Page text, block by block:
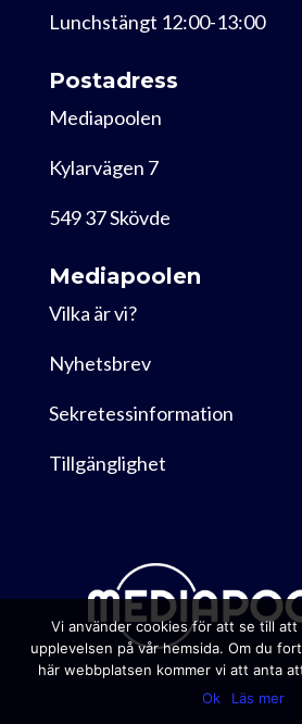
Lunchstängt 12:00-13:00
Postadress
Mediapoolen
Kylarvägen 7
549 37 Skövde
Mediapoolen
Vilka är vi?
Nyhetsbrev
Sekretessinformation
Tillgänglighet
Vi använder cookies för att se till
upplevelsen på vår hemsida. Om du
här webbplatsen kommer vi att anta
Ok
Läs mer